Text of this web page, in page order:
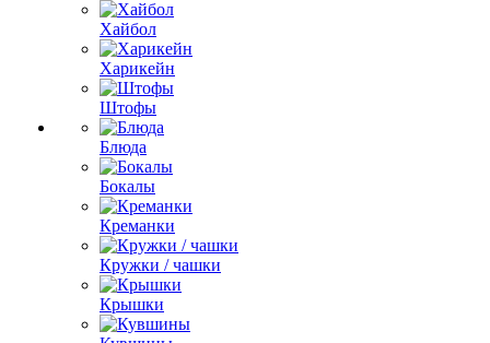
Хайбол
Харикейн
Штофы
Блюда
Бокалы
Креманки
Кружки / чашки
Крышки